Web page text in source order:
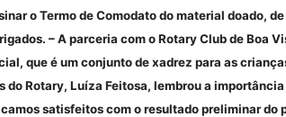
o Termo de Comodato do material doado,
– A parceria com o Rotary Club de Boa
que é um conjunto de xadrez para as
do Rotary, Luíza Feitosa, lembrou a
satisfeitos com o resultado preliminar do